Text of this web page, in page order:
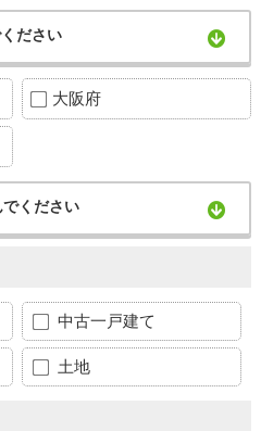
ださい
大阪府
ください
中古一戸建て
土地